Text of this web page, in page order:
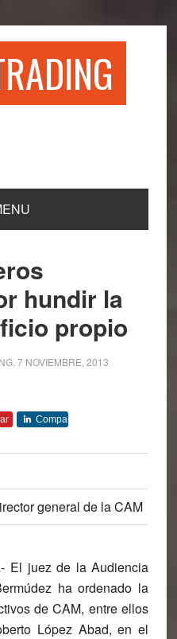
hundir la
propio
. 7 NOVIEMBRE, 2013
Comparte
general de la CAM
El juez de la Audiencia
ha ordenado la
de CAM, entre ellos
López Abad, en el